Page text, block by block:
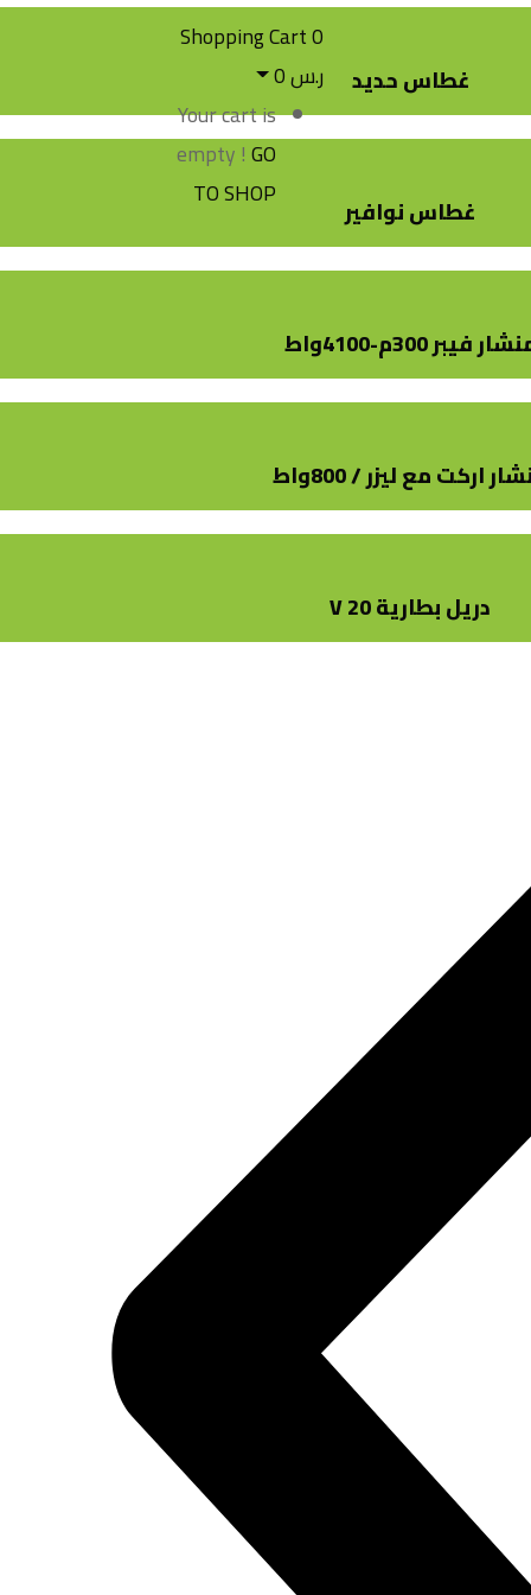
غطاس حديد
غطاس نوافير
فيبر 300م-4100واط
اركت مع ليزر / 800واط
دريل بطارية 20 V
0
Shopping Cart
ر.س0
Your cart is
empty !GO
TO SHOP